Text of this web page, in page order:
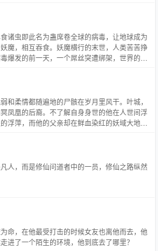
诸虫即此名为蛊席卷全球的病毒，让地球成为
魔，相互吞食。妖魔横行的末世，人类苦苦挣
爆发的前一天，一个屌丝突遭绑架，世界的命
和柔情都随遍地的尸骸在岁月里风干。叶城，
凤凰的后裔。不了解自身身世的他在人世间浮
浮萍，而他的父亲却在鲜血染红的妖域大地上
年终是选择掀起了一场腥风血雨······这是一场
修、妖修、神修···
人，而是修仙问道者中的一员，修仙之路纵然
命，在他最受打击的时候女友也离他而去，他
进了一个陌生的环境，他到底去了哪里？